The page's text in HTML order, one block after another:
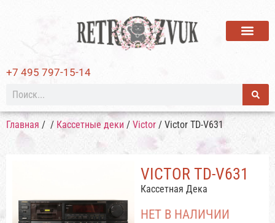
+7 495 797-15-14
Главная / / Кассетные деки / Victor / Victor TD-V631
VICTOR TD-V631
Кассетная Дека
НЕТ В НАЛИЧИИ